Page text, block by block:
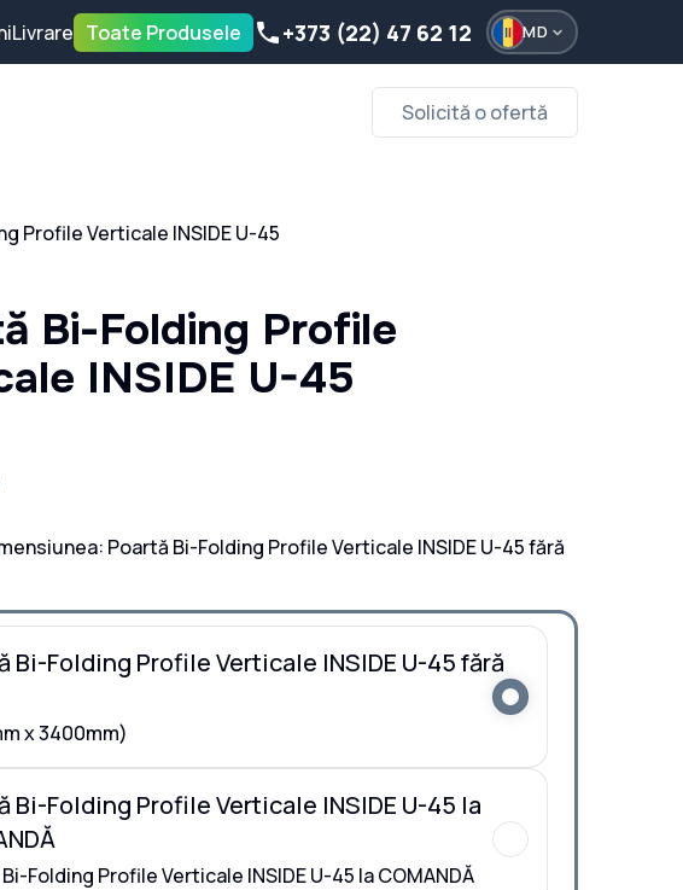
Livrare Toate Produsele +373 (22) 47 62 12 MD
Solicită o ofertă
Profile Verticale INSIDE U-45
Bi-Folding Profile
INSIDE U-45
Poartă Bi-Folding Profile Verticale INSIDE U-45 fără
Bi-Folding Profile Verticale INSIDE U-45 fără
x 3400mm)
Bi-Folding Profile Verticale INSIDE U-45 la
Folding Profile Verticale INSIDE U-45 la COMANDĂ